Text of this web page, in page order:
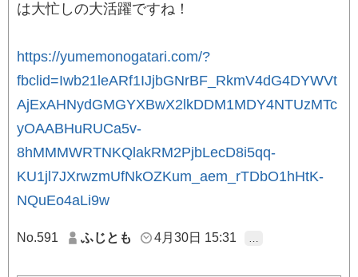
は大忙しの大活躍ですね！
https://yumemonogatari.com/?
fbclid=Iwb21leARf1IJjbGNrBF_RkmV4dG4DYWVt
AjExAHNydGMGYXBwX2lkDDM1MDY4NTUzMTc
yOAABHuRUCa5v-
8hMMMWRTNKQlakRM2PjbLecD8i5qq-
KU1jl7JXrwzmUfNkOZKum_aem_rTDbO1hHtK-
NQuEo4aLi9w
No.591 ふじとも 4月30日 15:31